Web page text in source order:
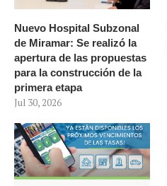
Nuevo Hospital Subzonal
de Miramar: Se realizó la
apertura de las propuestas
para la construcción de la
primera etapa
Jul 30, 2026